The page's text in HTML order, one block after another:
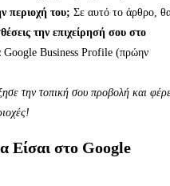
περιοχή του; Σε αυτό το άρθρο,
την επιχείρησή σου στο
Google Business Profile (πρώην
την τοπική σου προβολή και
Είσαι στο Google